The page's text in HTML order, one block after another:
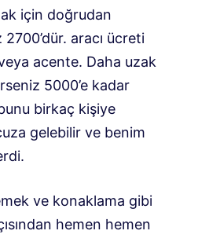
için doğrudan
aracı ücreti
acente. Daha uzak
5000’e kadar
birkaç kişiye
gelebilir ve benim
ve konaklama gibi
hemen hemen